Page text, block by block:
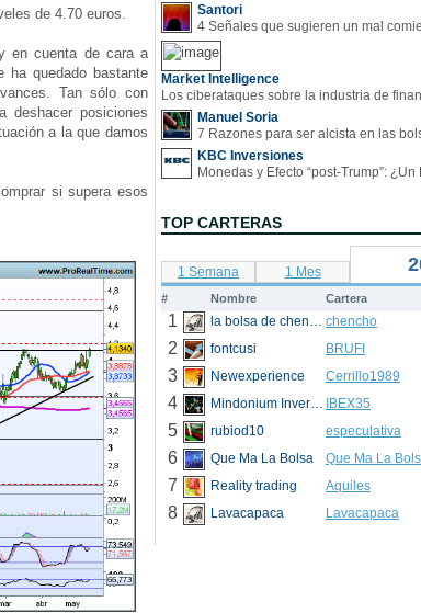
de 4.70 euros.
en cuenta de cara a
ha quedado bastante
Tan sólo con
deshacer posiciones
a la que damos
si supera esos
Santori
Market Intelligence
Manuel Soria
7 Razones para ser alcista en las
KBC Inversiones
TOP CARTERAS
1 Semana 1 Mes
# Nombre Cartera
1 la bolsa de chencho chencho
2 fontcusi BRUFI
3 Newexperience Cerrillo1989
4 Mindonium Inversions IBEX35
5 rubiod10 especulativa
6 Que Ma La Bolsa Que Ma La
7 Reality trading Aquiles
8 Lavacapaca Lavacapaca